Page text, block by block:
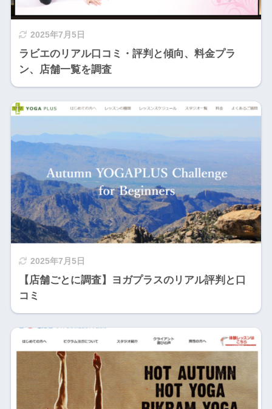
2025年7月5日
ラビエのリアル口コミ・評判と傾向、料金プラ
ン、店舗一覧を調査
2025年7月5日
【店舗ごとに調査】ヨガプラスのリアル評判と口
コミ